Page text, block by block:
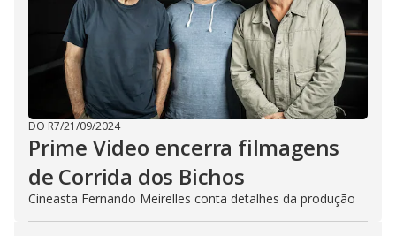
DO R7/21/09/2024
Prime Video encerra filmagens
de Corrida dos Bichos
Cineasta Fernando Meirelles conta detalhes da produção